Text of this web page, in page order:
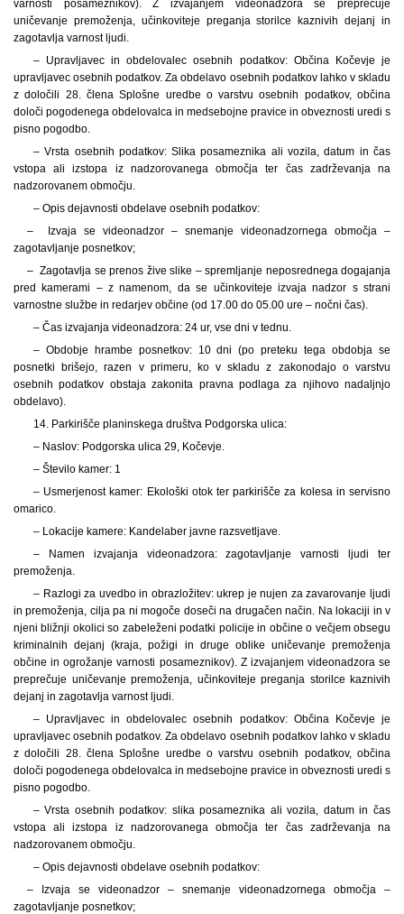
varnosti posameznikov). Z izvajanjem videonadzora se preprečuje
uničevanje premoženja, učinkoviteje preganja storilce kaznivih dejanj in
zagotavlja varnost ljudi.
– Upravljavec in obdelovalec osebnih podatkov: Občina Kočevje je
upravljavec osebnih podatkov. Za obdelavo osebnih podatkov lahko v skladu
z določili 28. člena Splošne uredbe o varstvu osebnih podatkov, občina
določi pogodenega obdelovalca in medsebojne pravice in obveznosti uredi s
pisno pogodbo.
– Vrsta osebnih podatkov: Slika posameznika ali vozila, datum in čas
vstopa ali izstopa iz nadzorovanega območja ter čas zadrževanja na
nadzorovanem območju.
– Opis dejavnosti obdelave osebnih podatkov:
– Izvaja se videonadzor – snemanje videonadzornega območja –
zagotavljanje posnetkov;
– Zagotavlja se prenos žive slike – spremljanje neposrednega dogajanja
pred kamerami – z namenom, da se učinkoviteje izvaja nadzor s strani
varnostne službe in redarjev občine (od 17.00 do 05.00 ure – nočni čas).
– Čas izvajanja videonadzora: 24 ur, vse dni v tednu.
– Obdobje hrambe posnetkov: 10 dni (po preteku tega obdobja se
posnetki brišejo, razen v primeru, ko v skladu z zakonodajo o varstvu
osebnih podatkov obstaja zakonita pravna podlaga za njihovo nadaljnjo
obdelavo).
14. Parkirišče planinskega društva Podgorska ulica:
– Naslov: Podgorska ulica 29, Kočevje.
– Število kamer: 1
– Usmerjenost kamer: Ekološki otok ter parkirišče za kolesa in servisno
omarico.
– Lokacije kamere: Kandelaber javne razsvetljave.
– Namen izvajanja videonadzora: zagotavljanje varnosti ljudi ter
premoženja.
– Razlogi za uvedbo in obrazložitev: ukrep je nujen za zavarovanje ljudi
in premoženja, cilja pa ni mogoče doseči na drugačen način. Na lokaciji in v
njeni bližnji okolici so zabeleženi podatki policije in občine o večjem obsegu
kriminalnih dejanj (kraja, požigi in druge oblike uničevanje premoženja
občine in ogrožanje varnosti posameznikov). Z izvajanjem videonadzora se
preprečuje uničevanje premoženja, učinkoviteje preganja storilce kaznivih
dejanj in zagotavlja varnost ljudi.
– Upravljavec in obdelovalec osebnih podatkov: Občina Kočevje je
upravljavec osebnih podatkov. Za obdelavo osebnih podatkov lahko v skladu
z določili 28. člena Splošne uredbe o varstvu osebnih podatkov, občina
določi pogodenega obdelovalca in medsebojne pravice in obveznosti uredi s
pisno pogodbo.
– Vrsta osebnih podatkov: slika posameznika ali vozila, datum in čas
vstopa ali izstopa iz nadzorovanega območja ter čas zadrževanja na
nadzorovanem območju.
– Opis dejavnosti obdelave osebnih podatkov:
– Izvaja se videonadzor – snemanje videonadzornega območja –
zagotavljanje posnetkov;